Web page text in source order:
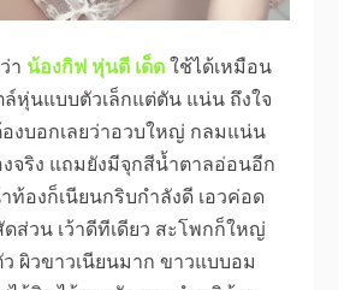
า น้องกิฟ หุ่นดี เด็ด ใช้ได้เหมือน
หุ่นแบบตัวเล็กแต่ตัน แน่น ถึงใจ
งบอกเลยว่าอวบใหญ่ กลมแน่น
จริง แถมยังมีจุกสีน้ำตาลอ่อนอีก
ท้องก็เนียนกริบกำลังดี เอวค่อด
ดส่วน เว้าดีทีเดียว สะโพกก็ใหญ่
ผิวขาวเนียนมาก ขาวแบบอม